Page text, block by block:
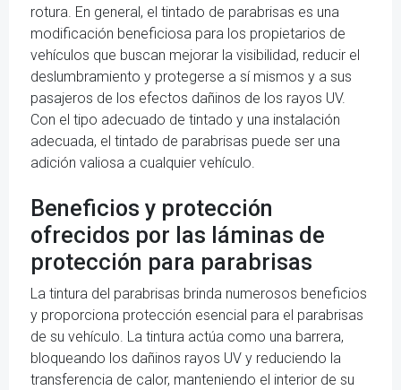
rotura. En general, el tintado de parabrisas es una
modificación beneficiosa para los propietarios de
vehículos que buscan mejorar la visibilidad, reducir el
deslumbramiento y protegerse a sí mismos y a sus
pasajeros de los efectos dañinos de los rayos UV.
Con el tipo adecuado de tintado y una instalación
adecuada, el tintado de parabrisas puede ser una
adición valiosa a cualquier vehículo.
Beneficios y protección
ofrecidos por las láminas de
protección para parabrisas
La tintura del parabrisas brinda numerosos beneficios
y proporciona protección esencial para el parabrisas
de su vehículo. La tintura actúa como una barrera,
bloqueando los dañinos rayos UV y reduciendo la
transferencia de calor, manteniendo el interior de su